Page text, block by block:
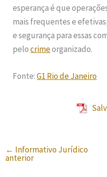
esperança é que
mais frequentes e
e segurança para essas
pelocrimeorganizado.
Fonte:G1 Rio de Janeiro
← Informativo Jurídico
anterior